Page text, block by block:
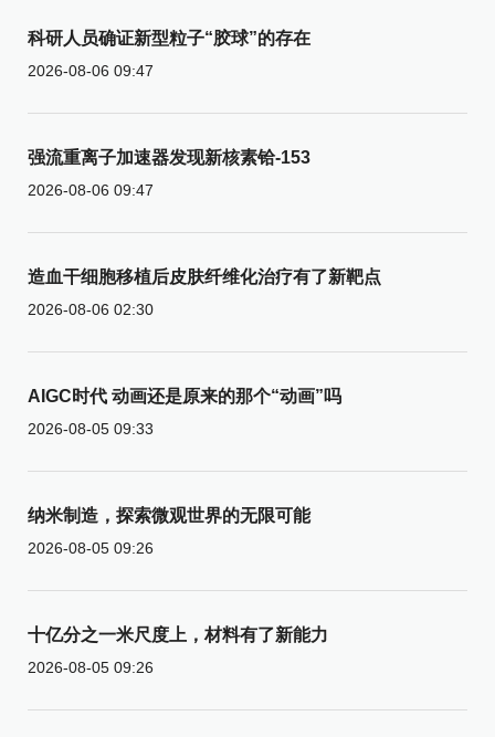
科研人员确证新型粒子“胶球”的存在
2026-08-06 09:47
强流重离子加速器发现新核素铪-153
2026-08-06 09:47
造血干细胞移植后皮肤纤维化治疗有了新靶点
2026-08-06 02:30
AIGC时代 动画还是原来的那个“动画”吗
2026-08-05 09:33
纳米制造，探索微观世界的无限可能
2026-08-05 09:26
十亿分之一米尺度上，材料有了新能力
2026-08-05 09:26